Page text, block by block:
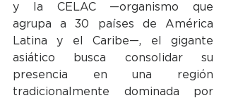
y la CELAC —organismo que
agrupa a 30 países de América
Latina y el Caribe—, el gigante
asiático busca consolidar su
presencia en una región
tradicionalmente dominada por